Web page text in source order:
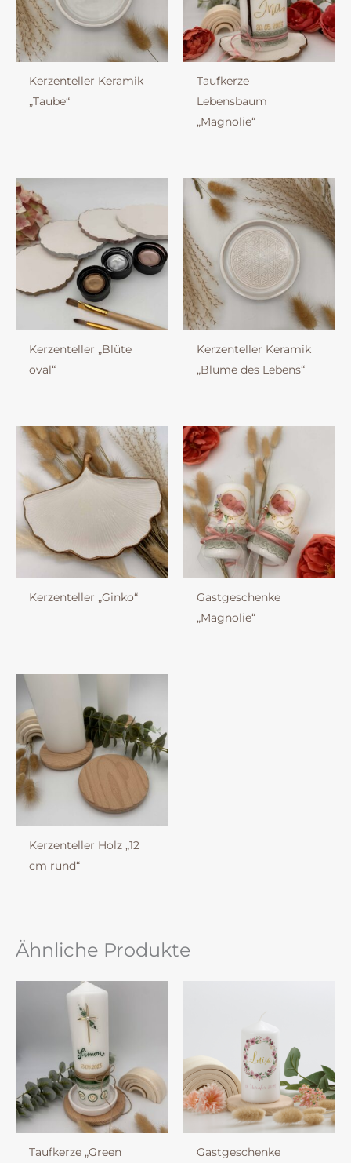
Kerzenteller Keramik
„Taube“
Taufkerze
Lebensbaum
„Magnolie“
Kerzenteller „Blüte
oval“
Kerzenteller Keramik
„Blume des Lebens“
Kerzenteller „Ginko“
Gastgeschenke
„Magnolie“
Kerzenteller Holz „12
cm rund“
Ähnliche Produkte
Taufkerze „Green
Gastgeschenke